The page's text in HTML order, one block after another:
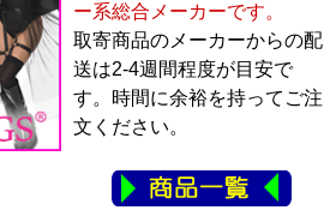
ー系総合メーカーです。
取寄商品のメーカーからの配
送は2-4週間程度が目安で
す。時間に余裕を持ってご注
文ください。